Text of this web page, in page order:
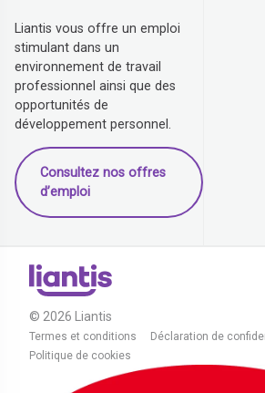
Liantis vous offre un emploi
stimulant dans un
environnement de travail
professionnel ainsi que des
opportunités de
développement personnel.
Consultez nos offres
d’emploi
© 2026 Liantis
Termes et conditions
Déclaration de
Politique de cookies